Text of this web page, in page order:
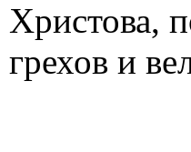
Христова,
грехов и